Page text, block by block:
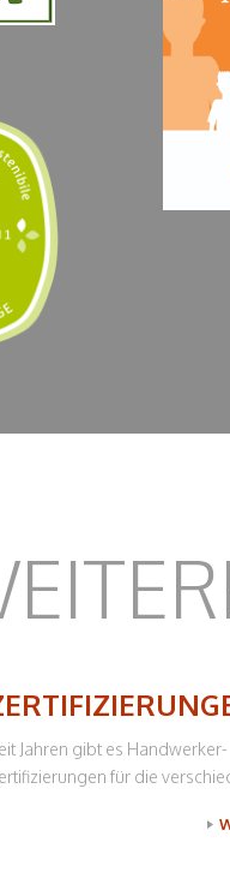
Jahren gibt es Handwerker-
für die